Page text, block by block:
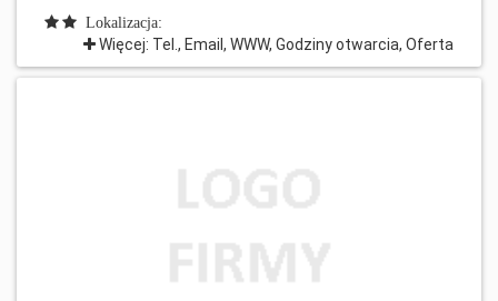
Lokalizacja:
Więcej: Tel., Email, WWW, Godziny otwarcia, Oferta